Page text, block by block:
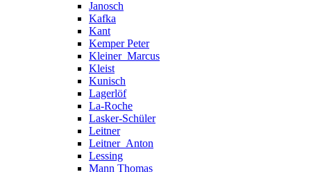
Janosch
Kafka
Kant
Kemper Peter
Kleiner_Marcus
Kleist
Kunisch
Lagerlöf
La-Roche
Lasker-Schüler
Leitner
Leitner_Anton
Lessing
Mann Thomas